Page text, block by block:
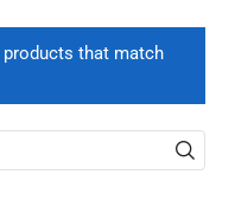
products that match